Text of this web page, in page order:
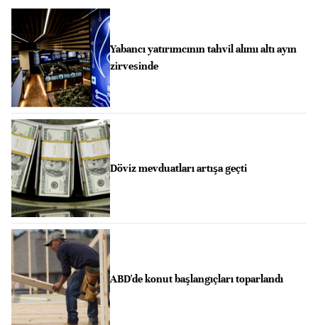
Yabancı yatırımcının tahvil alımı altı ayın
zirvesinde
Döviz mevduatları artışa geçti
ABD'de konut başlangıçları toparlandı